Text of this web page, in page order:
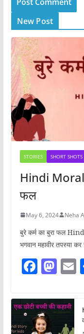
New Post
STORIES SHORT SHOTS
Hindi Moral
फल
May 6, 2024 Neha
बुरे कर्म का बुरा फल
भगवान महावीर तपस्या
F
a
c
e
b
M
a
st
o
d